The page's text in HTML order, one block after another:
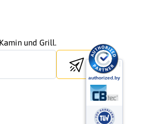
und Grill.
Send newsletter